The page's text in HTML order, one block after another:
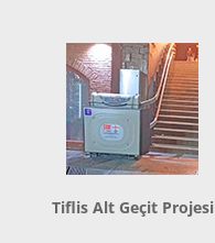
Tiflis Alt Geçit Projesi